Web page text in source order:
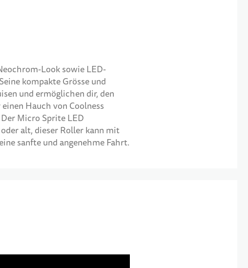
Look sowie LED-
kompakte Grösse und
und ermöglichen dir, den
Hauch von Coolness
Micro Sprite LED
alt, dieser Roller kann mit
sanfte und angenehme Fahrt.